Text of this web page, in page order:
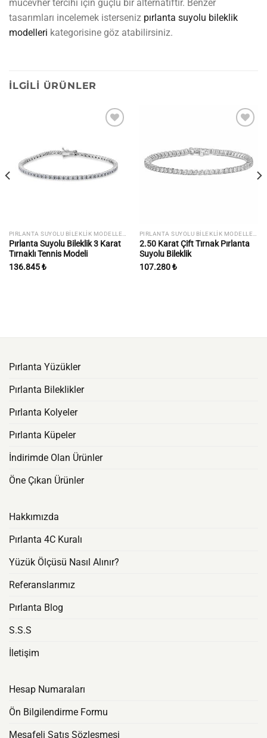
mücevher tercihi için güçlü bir alternatiftir. Benzer
tasarımları incelemek isterseniz pırlanta suyolu bileklik
modelleri kategorisine göz atabilirsiniz.
İLGILI ÜRÜNLER
İstek
listesine
ekle
Pırlanta Suyolu Bileklik 3 Karat
Tırnaklı Tennis Modeli
136.845₺
İstek
listesine
ekle
2.50 Karat Çift Tırnak Pırlanta
Suyolu Bileklik
107.280₺
Pırlanta Yüzükler
Pırlanta Bileklikler
Pırlanta Kolyeler
Pırlanta Küpeler
İndirimde Olan Ürünler
Öne Çıkan Ürünler
Hakkımızda
Pırlanta 4C Kuralı
Yüzük Ölçüsü Nasıl Alınır?
Referanslarımız
Pırlanta Blog
S.S.S
İletişim
Hesap Numaraları
Ön Bilgilendirme Formu
Mesafeli Satış Sözleşmesi